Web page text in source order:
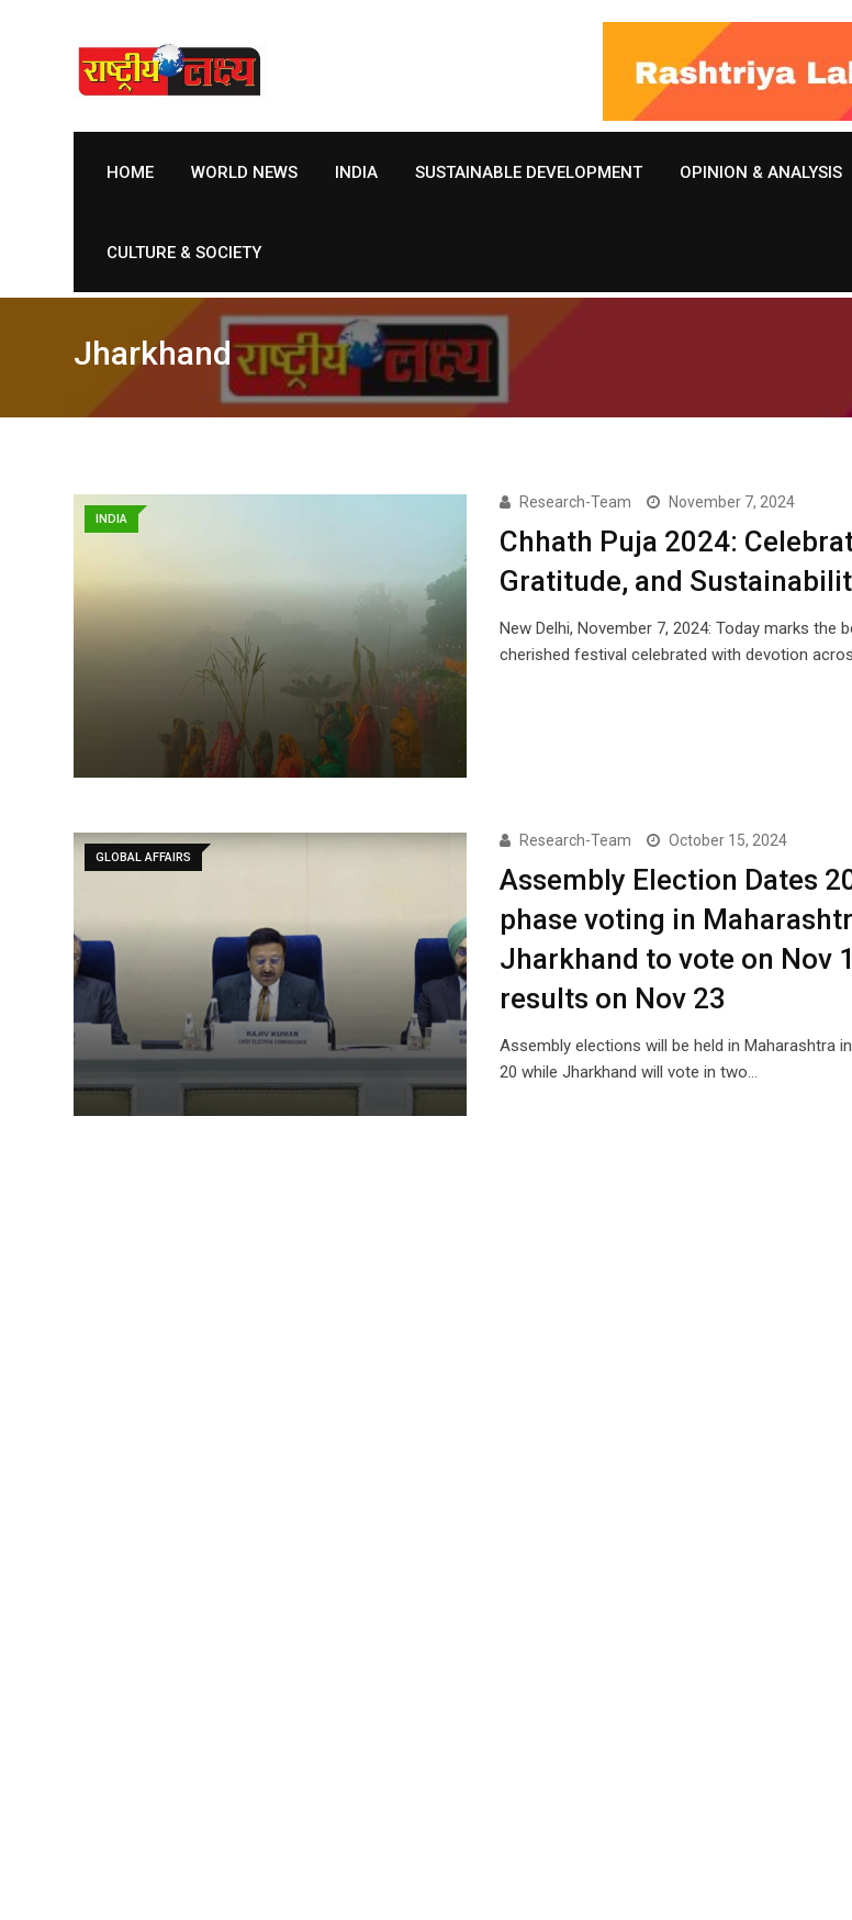
HOME WORLD NEWS INDIA SUSTAINABLE DEVELOPMENT OPINION & ANALYSIS
CULTURE & SOCIETY
Jharkhand
INDIA
Research-Team November 7, 2024
Chhath Puja 2024:
Gratitude, and
New Delhi, November 7, 2024: Today marks the
cherished festival celebrated with devotion
GLOBAL AFFAIRS
Research-Team October 15, 2024
Assembly Election Dates
phase voting in
Jharkhand to vote on Nov
results on Nov 23
Assembly elections will be held in Maharashtra
20 while Jharkhand will vote in two…